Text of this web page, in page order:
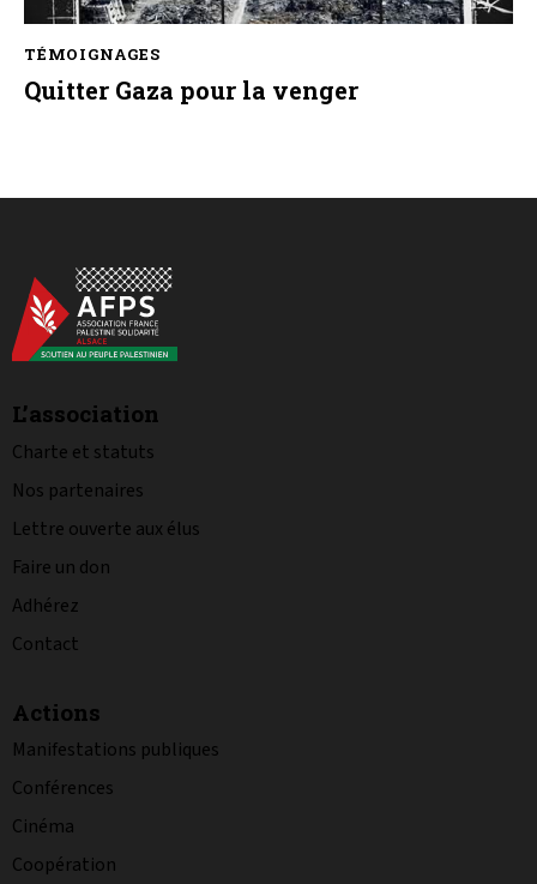
TÉMOIGNAGES
Quitter Gaza pour la venger
L’association
Charte et statuts
Nos partenaires
Lettre ouverte aux élus
Faire un don
Adhérez
Contact
Actions
Manifestations publiques
Conférences
Cinéma
Coopération